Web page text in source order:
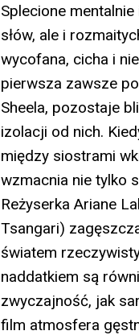
Splecione
słów, ale i
wycofana, cicha i
pierwsza zawsze
Sheela, pozostaje
izolacji od nich.
między siostrami
wzmacnia nie tylko
Reżyserka Ariane
Tsangari)
światem
naddatkiem są
zwyczajność, jak
film atmosfera